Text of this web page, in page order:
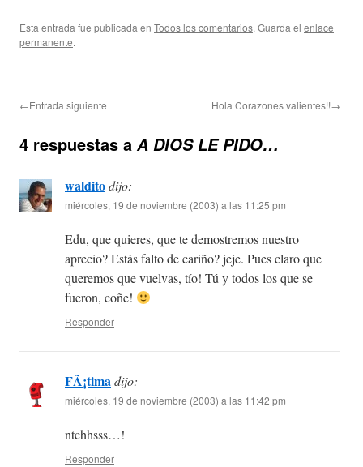
Esta entrada fue publicada en Todos los comentarios. Guarda el enlace
permanente.
←Entrada siguiente Hola Corazones valientes!!→
4 respuestas a A DIOS LE PIDO…
walditodijo:
miércoles, 19 de noviembre (2003) a las 11:25 pm
Edu, que quieres, que te demostremos nuestro
aprecio? Estás falto de cariño? jeje. Pues claro que
queremos que vuelvas, tío! Tú y todos los que se
fueron, coñe!
Responder
FÃ¡timadijo:
miércoles, 19 de noviembre (2003) a las 11:42 pm
ntchhsss…!
Responder